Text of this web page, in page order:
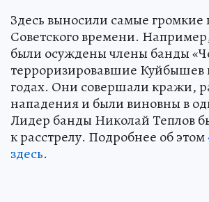
Здесь выносили самые громкие
Советского времени.
были осуждены члены банды
терроризировавшие Куйбышев
годах. Они совершали кражи,
нападения и были виновны в
Лидер банды Николай Теплов
к расстрелу. Подробнее об этом
здесь.